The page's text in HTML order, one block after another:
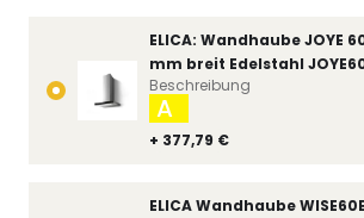
ELICA: Wandhaube JOYE
mm breit Edelstahl
+ 377,79 €
A
Beschreibung
ELICA Wandhaube